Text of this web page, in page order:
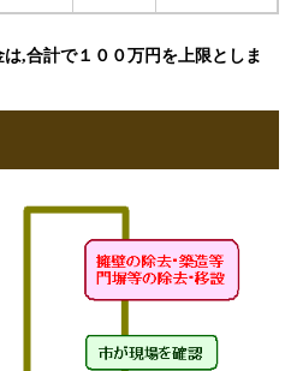
,合計で１００万円を上限としま